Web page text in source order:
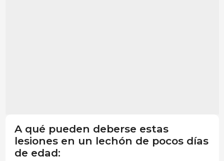
A qué pueden deberse estas
lesiones en un lechón de pocos días
de edad: